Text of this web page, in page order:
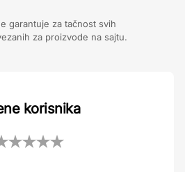
garantuje za tačnost svih
za proizvode na sajtu.
korisnika